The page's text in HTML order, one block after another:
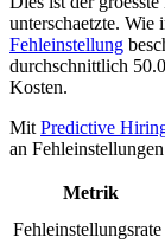
unterschaetzte. Wie
Fehleinstellung
durchschnittlich
Kosten.
Mit Predictive
an
Metrik
Fehleinstellungsrate